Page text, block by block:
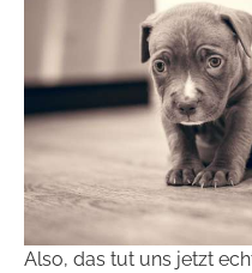
Also, das tut uns jetzt